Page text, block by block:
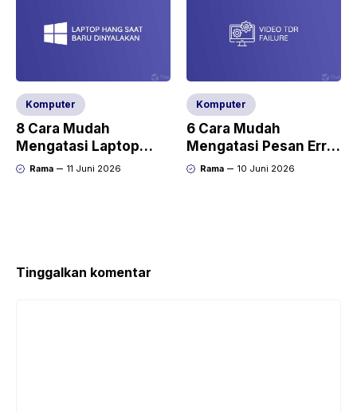
Komputer
8 Cara Mudah
Mengatasi Laptop
Hang Saat Baru
Rama 11 Juni 2026
Komputer
6 Cara Mudah
Mengatasi Pesan Error
Video TDR Failure
Rama 10 Juni 2026
Tinggalkan komentar